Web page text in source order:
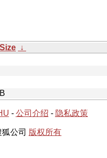
↓
- 公司介绍 - 隐私政策
公司 版权所有